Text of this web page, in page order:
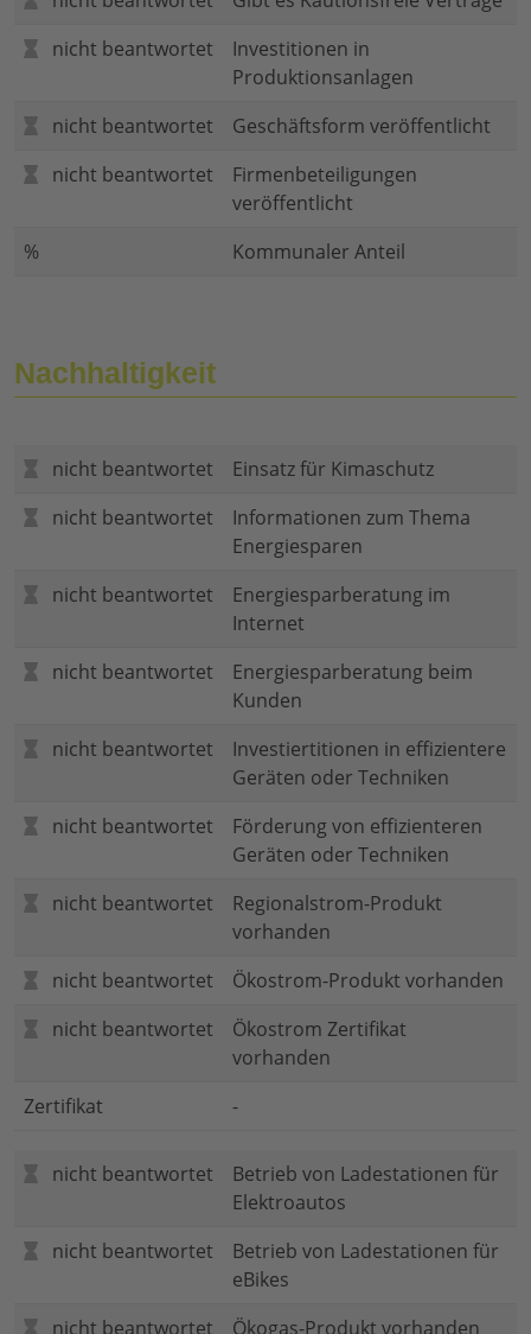
nicht beantwortet
Investitionen in
Produktionsanlagen
nicht beantwortet
Geschäftsform veröffentlicht
nicht beantwortet
Firmenbeteiligungen
veröffentlicht
%
Kommunaler Anteil
Nachhaltigkeit
nicht beantwortet
Einsatz für Kimaschutz
nicht beantwortet
Informationen zum Thema
Energiesparen
nicht beantwortet
Energiesparberatung im
Internet
nicht beantwortet
Energiesparberatung beim
Kunden
nicht beantwortet
Investiertitionen in effizientere
Geräten oder Techniken
nicht beantwortet
Förderung von effizienteren
Geräten oder Techniken
nicht beantwortet
Regionalstrom-Produkt
vorhanden
nicht beantwortet
Ökostrom-Produkt vorhanden
nicht beantwortet
Ökostrom Zertifikat
vorhanden
Zertifikat
-
nicht beantwortet
Betrieb von Ladestationen für
Elektroautos
nicht beantwortet
Betrieb von Ladestationen für
eBikes
nicht beantwortet
Ökogas-Produkt vorhanden